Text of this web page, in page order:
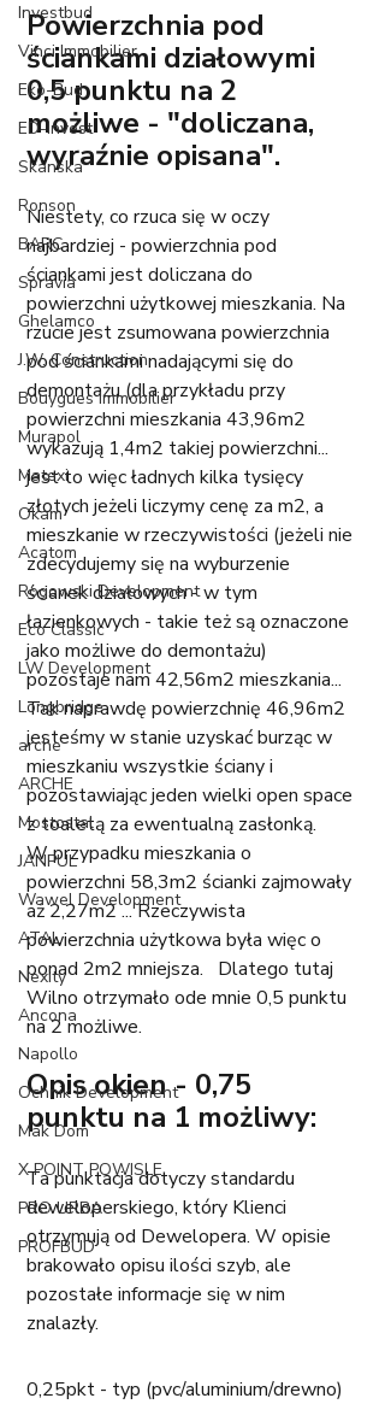
Investbud
Vinci Immobilier
Eko-Bud
ED-Invest
Skanska
Ronson
BARC
Spravia
Ghelamco
J.W. Construction
Bouygues Immobilier
Murapol
Matexi
Okam
Acatom
Rogowski Development
Eco Classic
LW Development
Longbridge
arche
ARCHE
Mostostal
JANPUL
Wawel Development
ATAL
Nexity
Ancona
Napollo
Ochnik Development
Mak Dom
X POINT POWISLE
PRO URBA
PROFBUD
Powierzchnia pod
ściankami działowymi
0,5 punktu na 2
możliwe - "doliczana,
wyraźnie opisana".
Niestety, co rzuca się w oczy
najbardziej - powierzchnia pod
ściankami jest doliczana do
powierzchni użytkowej mieszkania. Na
rzucie jest zsumowana powierzchnia
pod ściankami nadającymi się do
demontażu (dla przykładu przy
powierzchni mieszkania 43,96m2
wykazują 1,4m2 takiej powierzchni...
jest to więc ładnych kilka tysięcy
złotych jeżeli liczymy cenę za m2, a
mieszkanie w rzeczywistości (jeżeli nie
zdecydujemy się na wyburzenie
ścianek działowych - w tym
łazienkowych - takie też są oznaczone
jako możliwe do demontażu)
pozostaje nam 42,56m2 mieszkania...
Tak naprawdę powierzchnię 46,96m2
jesteśmy w stanie uzyskać burząc w
mieszkaniu wszystkie ściany i
pozostawiając jeden wielki open space
z toaletą za ewentualną zasłonką.
W przypadku mieszkania o
powierzchni 58,3m2 ścianki zajmowały
aż 2,27m2 ... Rzeczywista
powierzchnia użytkowa była więc o
ponad 2m2 mniejsza.   Dlatego tutaj
Wilno otrzymało ode mnie 0,5 punktu
na 2 możliwe.
Opis okien - 0,75
punktu na 1 możliwy:
Ta punktacja dotyczy standardu
deweloperskiego, który Klienci
otrzymują od Dewelopera. W opisie
brakowało opisu ilości szyb, ale
pozostałe informacje się w nim
znalazły.
0,25pkt - typ (pvc/aluminium/drewno)